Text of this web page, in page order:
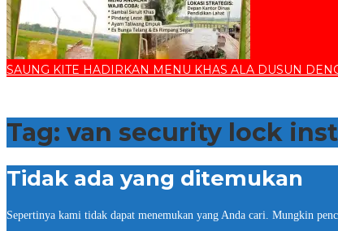
SAUNG KITE HADIRKAN MENU KHAS ALA DUSUN
Tag: van security lock
Tidak ada yang ditemukan
Sepertinya kami tidak dapat menemukan yang Anda cari. Mungkin